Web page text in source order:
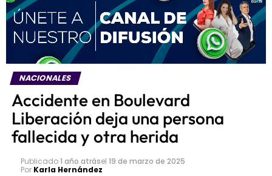
NACIONALES
Accidente en Boulevard
Liberación deja una persona
fallecida y otra herida
Publicado1 año atrásel 19 de marzo de 2025
Por Karla Hernández